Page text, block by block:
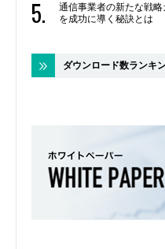
通信事業者の新たな戦
を成功に導く秘訣とは
ダウンロード数ランキ